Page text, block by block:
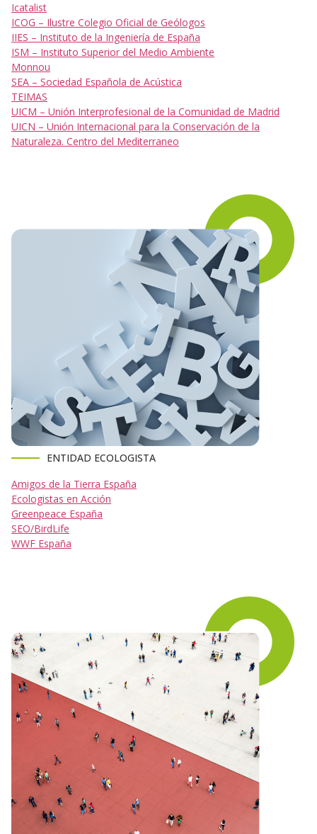
Icatalist
ICOG – Ilustre Colegio Oficial de Geólogos
IIES – Instituto de la Ingeniería de España
ISM – Instituto Superior del Medio Ambiente
Monnou
SEA – Sociedad Española de Acústica
TEIMAS
UICM – Unión Interprofesional de la Comunidad de Madrid
UICN – Unión Internacional para la Conservación de la
Naturaleza. Centro del Mediterraneo
ENTIDAD ECOLOGISTA
Amigos de la Tierra España
Ecologistas en Acción
Greenpeace España
SEO/BirdLife
WWF España